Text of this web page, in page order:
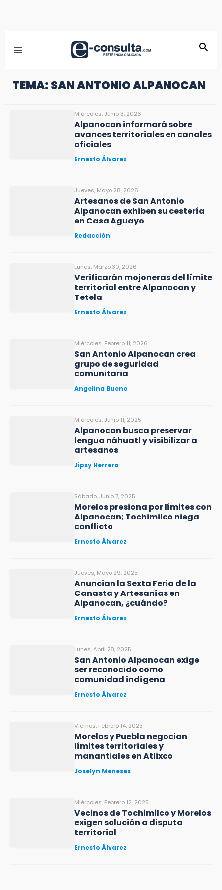
TEMA: SAN ANTONIO ALPANOCAN
Miércoles, Junio 3, 2026
Alpanocan informará sobre
avances territoriales en canales
oficiales
Ernesto Álvarez
Jueves, Mayo 28, 2026
Artesanos de San Antonio
Alpanocan exhiben su cestería
en Casa Aguayo
Redacción
Lunes, Marzo 30, 2026
Verificarán mojoneras del límite
territorial entre Alpanocan y
Tetela
Ernesto Álvarez
Miércoles, Febrero 11, 2026
San Antonio Alpanocan crea
grupo de seguridad
comunitaria
Angelina Bueno
Miércoles, Junio 11, 2025
Alpanocan busca preservar
lengua náhuatl y visibilizar a
artesanos
Jipsy Herrera
Sábado, Junio 7, 2025
Morelos presiona por límites con
Alpanocan; Tochimilco niega
conflicto
Ernesto Álvarez
Jueves, Mayo 29, 2025
Anuncian la Sexta Feria de la
Canasta y Artesanías en
Alpanocan, ¿cuándo?
Ernesto Álvarez
Lunes, Abril 28, 2025
San Antonio Alpanocan exige
ser reconocido como
comunidad indígena
Ernesto Álvarez
Viernes, Febrero 14, 2025
Morelos y Puebla negocian
límites territoriales y
manantiales en Atlixco
Joselyn Meneses
Miércoles, Febrero 12, 2025
Vecinos de Tochimilco y Morelos
exigen solución a disputa
territorial
Ernesto Álvarez